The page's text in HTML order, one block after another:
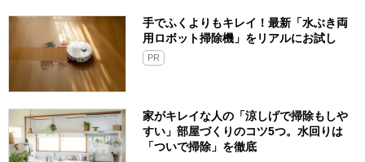
手でふくよりもキレイ！最新「水ぶき両
用ロボット掃除機」をリアルにお試し
PR
家がキレイな人の「涼しげで掃除もしや
すい」部屋づくりのコツ5つ。水回りは
「ついで掃除」を徹底